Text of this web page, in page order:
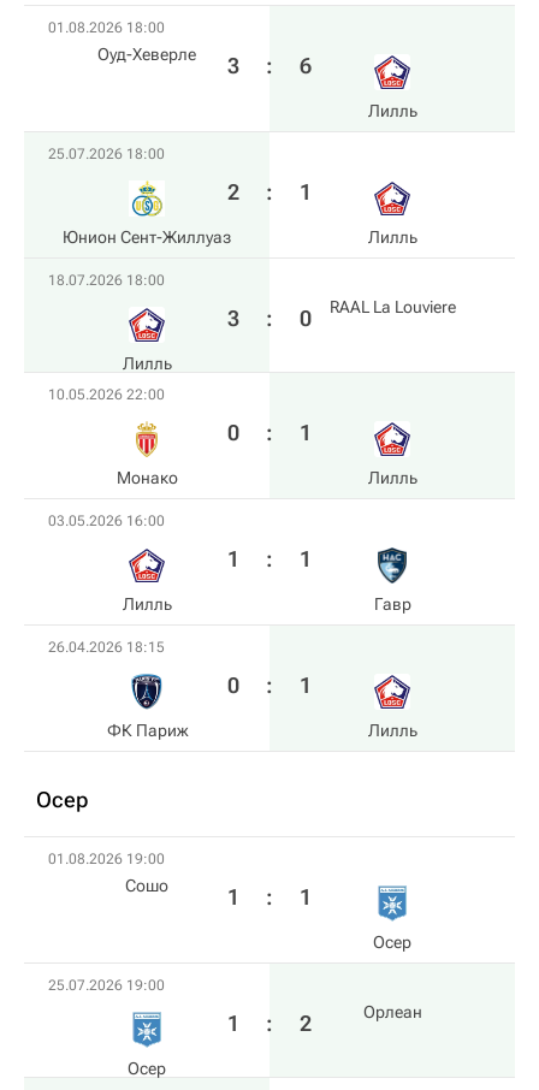
01.08.2026 18:00
Оуд-Хеверле 3 : 6
Лилль
25.07.2026 18:00
Юнион Сент-Жиллуаз
2 : 1
Лилль
18.07.2026 18:00
Лилль
3 : 0 RAAL La Louviere
10.05.2026 22:00
Монако
0 : 1
Лилль
03.05.2026 16:00
Лилль
1 : 1
Гавр
26.04.2026 18:15
ФК Париж
0 : 1
Лилль
Осер
01.08.2026 19:00
Сошо 1 : 1
Осер
25.07.2026 19:00
Осер
1 : 2 Орлеан